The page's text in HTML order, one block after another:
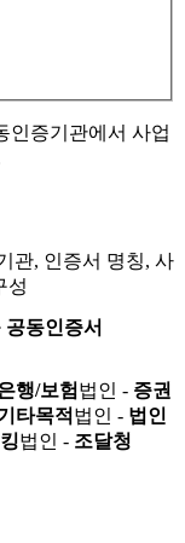
인증기관에서 사업
관, 인증서 명칭, 사
성
동인증서
행/보험 법인 - 증권
타목적 법인 - 법인
법인 - 조달청